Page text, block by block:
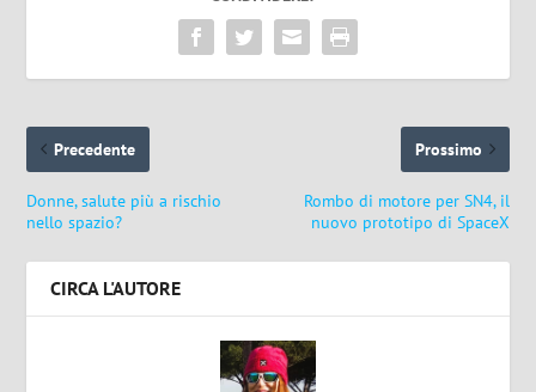
Precedente
Donne, salute più a rischio
nello spazio?
Prossimo
Rombo di motore per SN4, il
nuovo prototipo di SpaceX
CIRCA L'AUTORE